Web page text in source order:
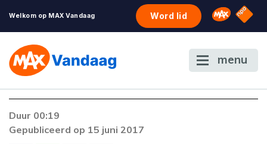
Welkom op MAX Vandaag Word lid Omroep
NPO
menu
Duur 00:19
Gepubliceerd op 15 juni 2017